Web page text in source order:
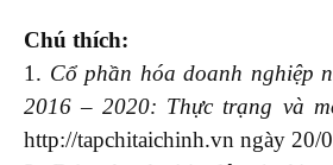
Chú thích:
1. Cổ phần hóa doanh nghiệp
2016 – 2020: Thực trạng và
http://tapchitaichinh.vn ngày 20/